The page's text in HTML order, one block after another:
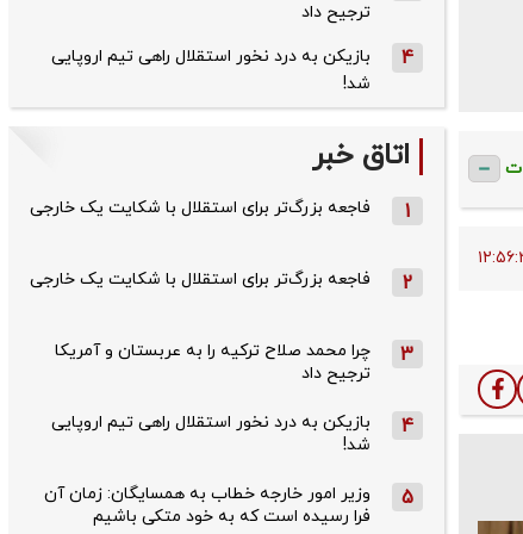
ت
ترجیح داد
4
بازیکن به درد نخور استقلال راهی تیم اروپایی
شد!
اتاق خبر
1 فاجعه بزرگ‌تر برای استقلال با شکایت یک خارجی
2 فاجعه بزرگ‌تر برای استقلال با شکایت یک خارجی
3
چرا محمد صلاح ترکیه را به عربستان و آمریکا
ترجیح داد
4
بازیکن به درد نخور استقلال راهی تیم اروپایی
شد!
5
وزیر امور خارجه خطاب به همسایگان: زمان آن
فرا رسیده است که به خود متکی باشیم